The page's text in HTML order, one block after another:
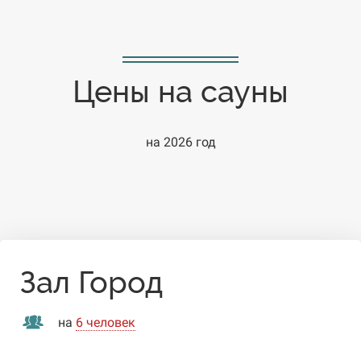
Цены на сауны
на 2026 год
Зал Город
на 6 человек